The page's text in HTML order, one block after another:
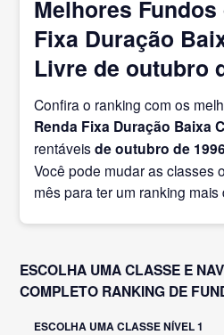
Melhores Fundos
Fixa Duração
Livre de outubro
Confira o ranking com os
Renda Fixa Duração Baixa
rentáveisde outubro de 1996
Você pode mudar as classes
mês para ter um ranking mais
ESCOLHA UMA CLASSE E
COMPLETO RANKING DE
ESCOLHA UMA CLASSE NÍVEL 1